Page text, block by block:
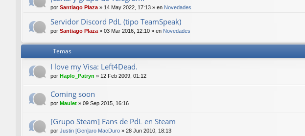
por Santiago Plaza» 14 May 2022, 17:13 » en Novedades
Servidor Discord PdL (tipo TeamSpeak)
por Santiago Plaza» 03 Mar 2016, 12:10 » en Novedades
Temas
I love my Visa: Left4Dead.
por Haplo_Patryn » 12 Feb 2009, 01:12
Coming soon
por Maulet » 09 Sep 2015, 16:16
[Grupo Steam] Fans de PdL en Steam
por Justin [Gen]aro MacDuro » 28 Jun 2010, 18:13